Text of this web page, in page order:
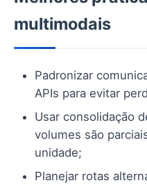
multimodais
Padronizar
APIs para evitar
Usar consolidação
volumes são
unidade;
Planejar rotas